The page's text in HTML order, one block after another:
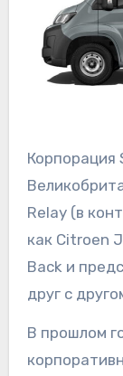
Корпорация Stellantis запустила в
Relay (в
как Citroen
Back и
друг с
В прошлом